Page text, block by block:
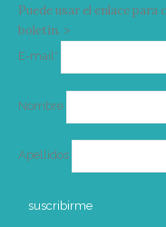
Puede usar el enlace
boletín. >
E-mail*
Nombre
Apellidos